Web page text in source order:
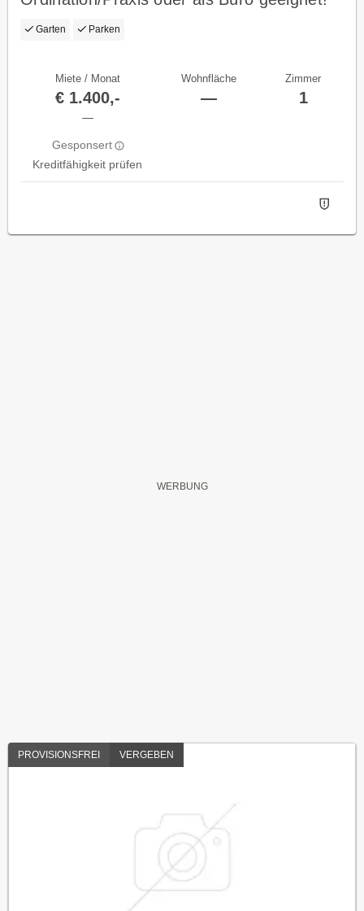
Garten Parken
Miete / Monat
€ 1.400,-
—
Gesponsert
Kreditfähigkeit prüfen
Wohnfläche
—
Zimmer
1
PROVISIONSFREI VERGEBEN